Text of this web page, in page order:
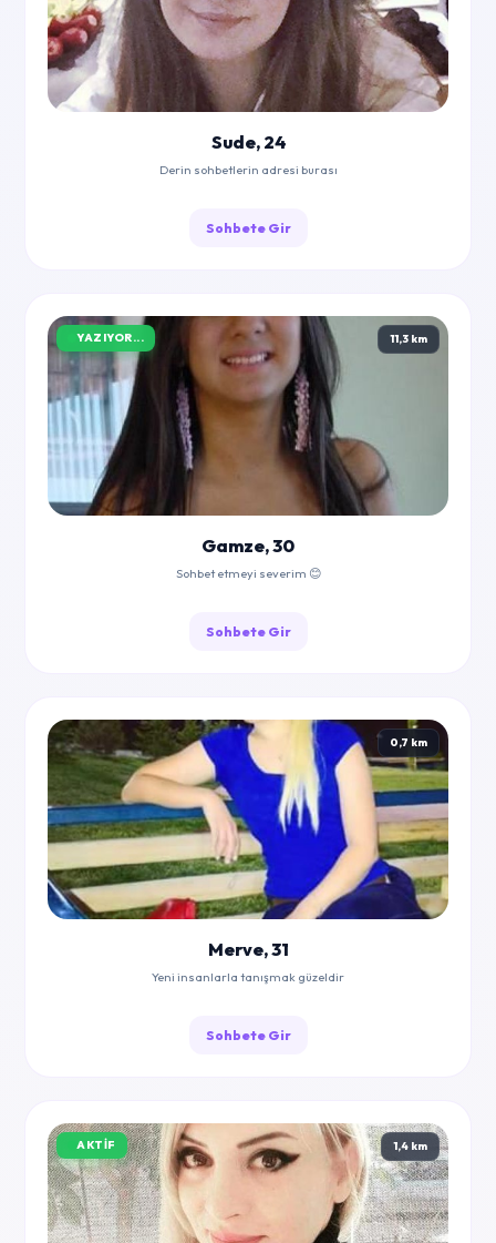
Sude, 24
Derin sohbetlerin adresi burası
Sohbete Gir
YAZIYOR... 11,3 km
Gamze, 30
Sohbet etmeyi severim 😊
Sohbete Gir
0,7 km
Merve, 31
Yeni insanlarla tanışmak güzeldir
Sohbete Gir
AKTIF 1,4 km